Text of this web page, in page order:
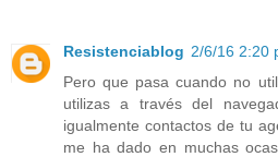
Resistenciablog 2/6/16 2:20
Pero que pasa cuando no
utilizas a través del
igualmente contactos de tu
me ha dado en muchas